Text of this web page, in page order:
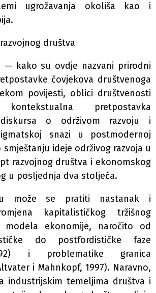
ugrožavanja okoliša kao i
društva
— kako su ovdje nazvani prirodni
čovjekova društvenoga
povijesti, oblici društvenosti
pretpostavka
diskursa o održivom razvoju i
snazi u postmodernoj
smještanju ideje održivog razvoja u
razvojnog društva i ekonomskog
u posljednja dva stoljeća.
može se pratiti nastanak i
kapitalističkog tržišnog
modela ekonomije, naročito od
do postfordističke faze
i problematike granica
i Mahnkopf, 1997). Naravno,
industrijskim temeljima društva i